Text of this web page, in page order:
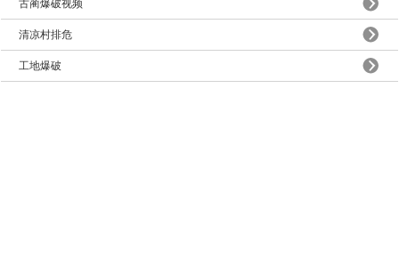
古蔺爆破视频
清凉村排危
工地爆破